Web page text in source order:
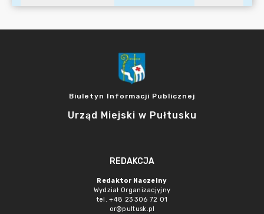
Biuletyn Informacji Publicznej
Urząd Miejski w Pułtusku
REDAKCJA
Redaktor Naczelny
Wydział Organizacjyjny
tel. +48 23 306 72 01
or@pultusk.pl